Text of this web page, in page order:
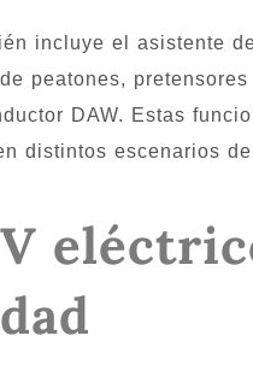
incluye el asistente
peatones,
DAW. Estas
distintos escenarios